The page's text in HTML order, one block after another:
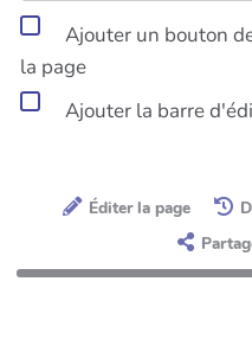
Ajouter un bouton
la page
Ajouter la barre
Éditer la page